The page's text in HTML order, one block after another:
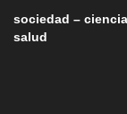
sociedad –
salud